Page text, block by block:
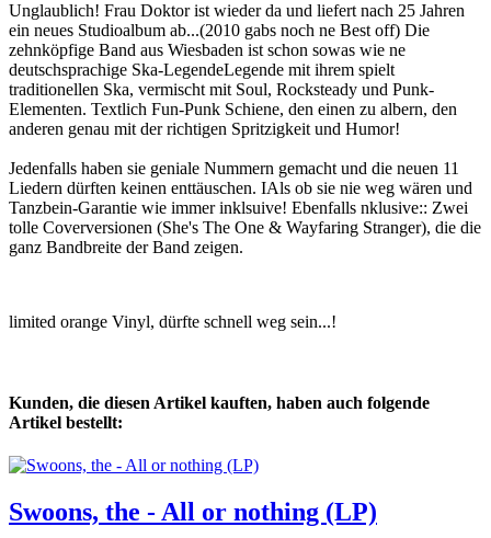
Unglaublich! Frau Doktor ist wieder da und liefert nach 25 Jahren
ein neues Studioalbum ab...(2010 gabs noch ne Best off) Die
zehnköpfige Band aus Wiesbaden ist schon sowas wie ne
deutschsprachige Ska-LegendeLegende mit ihrem spielt
traditionellen Ska, vermischt mit Soul, Rocksteady und Punk-
Elementen. Textlich Fun-Punk Schiene, den einen zu albern, den
anderen genau mit der richtigen Spritzigkeit und Humor!
Jedenfalls haben sie geniale Nummern gemacht und die neuen 11
Liedern dürften keinen enttäuschen. IAls ob sie nie weg wären und
Tanzbein-Garantie wie immer inklsuive! Ebenfalls nklusive:: Zwei
tolle Coverversionen (She's The One & Wayfaring Stranger), die die
ganz Bandbreite der Band zeigen.
limited orange Vinyl, dürfte schnell weg sein...!
Kunden, die diesen Artikel kauften, haben auch folgende
Artikel bestellt:
Swoons, the - All or nothing (LP)